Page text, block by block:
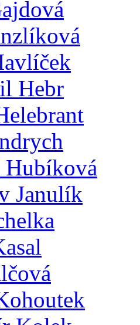
Hebr
Janulík